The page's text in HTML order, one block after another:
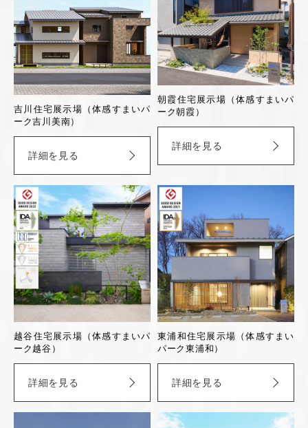
吉川住宅展示場（体感すまいパ
ーク吉川美南）
詳細を見る
朝霞住宅展示場（体感すまいパ
ーク朝霞）
詳細を見る
越谷住宅展示場（体感すまいパ
ーク越谷）
詳細を見る
東浦和住宅展示場（体感すまい
パーク東浦和）
詳細を見る